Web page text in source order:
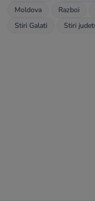
Moldova
Razboi
Stiri Galati
Stiri